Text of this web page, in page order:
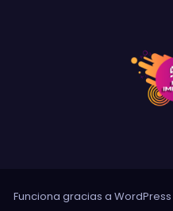
Funciona gracias a WordPress